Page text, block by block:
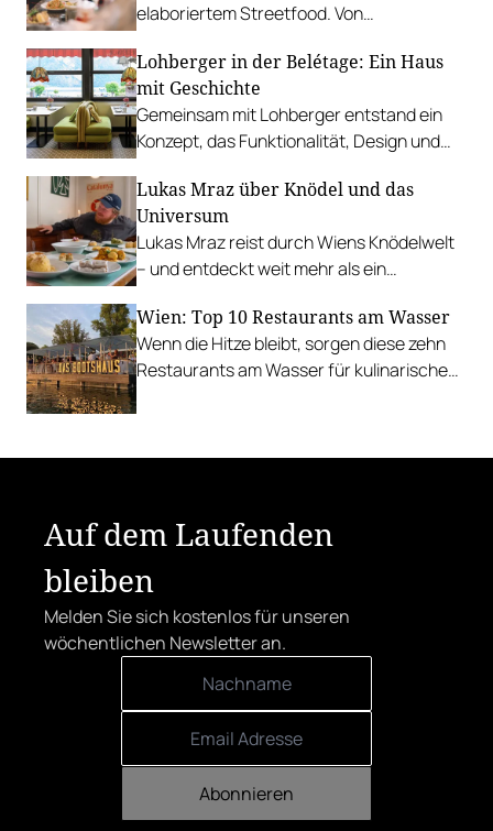
elaboriertem Streetfood. Von
Tacos bis hin zu syrischer Marktküche.
Lohberger in der Belétage: Ein Haus
mit Geschichte
Gemeinsam mit Lohberger entstand ein
Konzept, das Funktionalität, Design und
Lukas Mraz über Knödel und das
Universum
Lukas Mraz reist durch Wiens Knödelwelt
– und entdeckt weit mehr als ein
Wien: Top 10 Restaurants am Wasser
Wenn die Hitze bleibt, sorgen diese zehn
Restaurants am Wasser für kulinarische
Auf dem Laufenden
bleiben
Melden Sie sich kostenlos für unseren
wöchentlichen Newsletter an.
Abonnieren